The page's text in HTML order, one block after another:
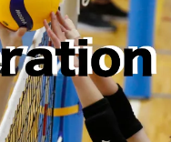
ゲーム・サー
書籍・雑誌出
チャレンジ